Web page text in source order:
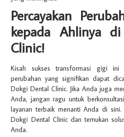
Percayakan
kepada Ahlinya
Clinic!
Kisah sukses transformasi gigi
perubahan yang signifikan dapat
Dokgi Dental Clinic. Jika Anda juga
Anda, jangan ragu untuk
layanan terbaik menanti Anda di
Dokgi Dental Clinic dan temukan
Anda.